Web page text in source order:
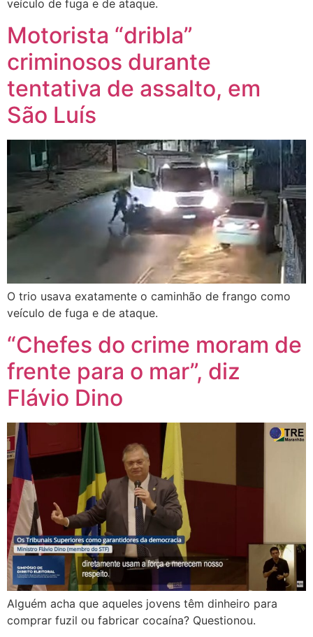
veículo de fuga e de ataque.
Motorista “dribla”
criminosos durante
tentativa de assalto, em
São Luís
O trio usava exatamente o caminhão de frango como
veículo de fuga e de ataque.
“Chefes do crime moram de
frente para o mar”, diz
Flávio Dino
Alguém acha que aqueles jovens têm dinheiro para
comprar fuzil ou fabricar cocaína? Questionou.